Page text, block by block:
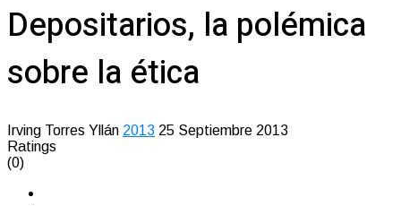
Depositarios, la polémica
sobre la ética
Irving Torres Yllán 2013 25 Septiembre 2013
Ratings
(0)